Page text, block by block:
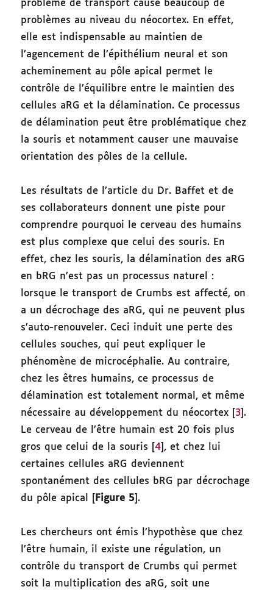
problème de transport cause beaucoup de
problèmes au niveau du néocortex. En effet,
elle est indispensable au maintien de
l’agencement de l’épithélium neural et son
acheminement au pôle apical permet le
contrôle de l’équilibre entre le maintien des
cellules aRG et la délamination. Ce processus
de délamination peut être problématique chez
la souris et notamment causer une mauvaise
orientation des pôles de la cellule.
Les résultats de l’article du Dr. Baffet et de
ses collaborateurs donnent une piste pour
comprendre pourquoi le cerveau des humains
est plus complexe que celui des souris. En
effet, chez les souris, la délamination des aRG
en bRG n’est pas un processus naturel :
lorsque le transport de Crumbs est affecté, on
a un décrochage des aRG, qui ne peuvent plus
s’auto-renouveler. Ceci induit une perte des
cellules souches, qui peut expliquer le
phénomène de microcéphalie. Au contraire,
chez les êtres humains, ce processus de
délamination est totalement normal, et même
nécessaire au développement du néocortex [ 3 ].
Le cerveau de l’être humain est 20 fois plus
gros que celui de la souris [4 ], et chez lui
certaines cellules aRG deviennent
spontanément des cellules bRG par décrochage
du pôle apical [
Figure 5 ].
Les chercheurs ont émis l’hypothèse que chez
l’être humain, il existe une régulation, un
contrôle du transport de Crumbs qui permet
soit la multiplication des aRG, soit une